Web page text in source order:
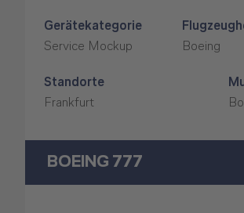
Gerätekategorie
Service Mockup
Boeing
Standorte
Frankfurt
BOEING 777